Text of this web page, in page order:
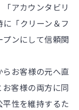
アカウンタビリ
「クリーン＆フ
ンにして信頼関
お客様の元へ直
客様の両方に同
性を維持するた